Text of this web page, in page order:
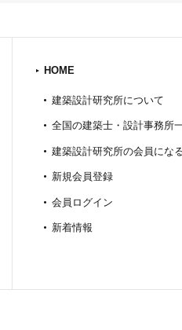
HOME
建築設計研究所について
全国の建築士・設計事務所
建築設計研究所の会員にな
新規会員登録
会員ログイン
新着情報